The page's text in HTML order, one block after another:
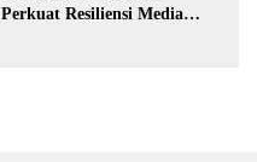
Perkuat Resiliensi Media